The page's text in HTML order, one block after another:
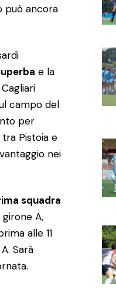
può ancora
e la
campo del
per
Pistoia e
nei
squadra
A,
alle 11
Sarà